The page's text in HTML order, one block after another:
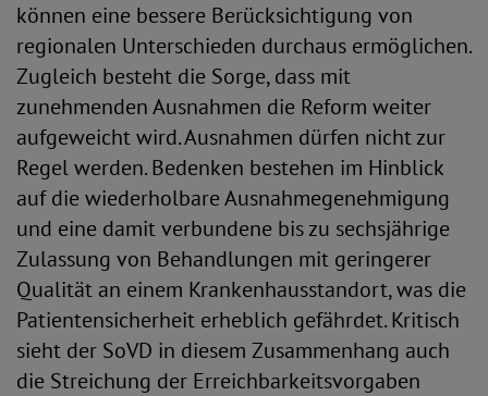
können eine bessere Berücksichtigung von
regionalen Unterschieden durchaus ermöglichen.
Zugleich besteht die Sorge, dass mit
zunehmenden Ausnahmen die Reform weiter
aufgeweicht wird. Ausnahmen dürfen nicht zur
Regel werden. Bedenken bestehen im Hinblick
auf die wiederholbare Ausnahmegenehmigung
und eine damit verbundene bis zu sechsjährige
Zulassung von Behandlungen mit geringerer
Qualität an einem Krankenhausstandort, was die
Patientensicherheit erheblich gefährdet. Kritisch
sieht der SoVD in diesem Zusammenhang auch
die Streichung der Erreichbarkeitsvorgaben